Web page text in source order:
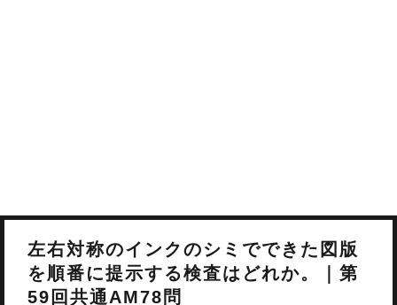
左右対称のインクのシミでできた図版
を順番に提示する検査はどれか。｜第
59回共通AM78問